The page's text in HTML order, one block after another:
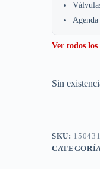
Ver todos los
Sin
SKU: 150431